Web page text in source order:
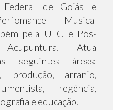
Federal de Goiás e
Musical
pela UFG e Pós-
Atua
seguintes áreas:
produção, arranjo,
regência,
e educação.